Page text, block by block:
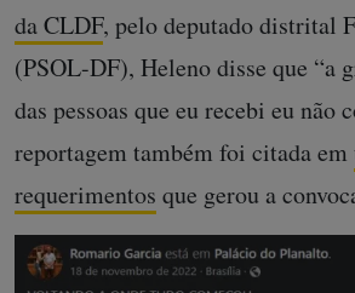
da CLDF, pelo deputado distrital
(PSOL-DF), Heleno disse que “a
das pessoas que eu recebi eu não
reportagem também foi citada em
requerimentos que gerou a